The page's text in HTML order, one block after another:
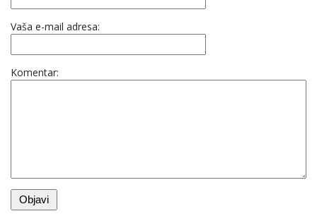
Vaša e-mail adresa:
Komentar: